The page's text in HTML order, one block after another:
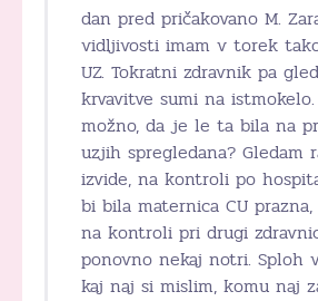
dan pred pričakovano M.
vidljivosti imam v torek
UZ. Tokratni zdravnik pa
krvavitve sumi na
možno, da je le ta bila na
uzjih spregledana? Gledam
izvide, na kontroli po
bi bila maternica CU prazna,
na kontroli pri drugi
ponovno nekaj notri. Sploh
kaj naj si mislim, komu naj